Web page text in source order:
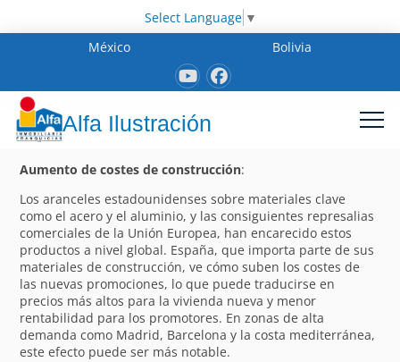
Select Language ▼
México
Bolivia
Alfa Ilustración
Aumento de costes de construcción:
Los aranceles estadounidenses sobre materiales clave
como el acero y el aluminio, y las consiguientes represalias
comerciales de la Unión Europea, han encarecido estos
productos a nivel global. España, que importa parte de sus
materiales de construcción, ve cómo suben los costes de
las nuevas promociones, lo que puede traducirse en
precios más altos para la vivienda nueva y menor
rentabilidad para los promotores. En zonas de alta
demanda como Madrid, Barcelona y la costa mediterránea,
este efecto puede ser más notable.